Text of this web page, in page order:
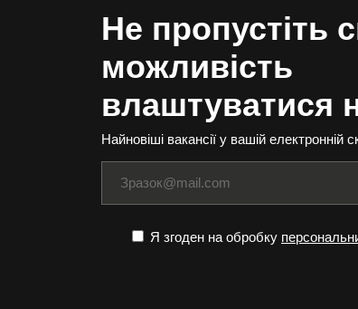
Не пропустіть
можливість
влаштуватися
Найновіші вакансії у вашій електронній
Я згоден на обробку